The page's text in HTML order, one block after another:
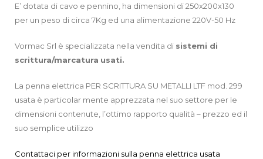
E’ dotata di cavo e pennino, ha dimensioni di 250x200x130
per un peso di circa 7Kg ed una alimentazione 220V-50 Hz
Vormac Srl è specializzata nella vendita di sistemi di
scrittura/marcatura usati.
La penna elettrica PER SCRITTURA SU METALLI LTF mod. 299
usata è particolar mente apprezzata nel suo settore per le
dimensioni contenute, l’ottimo rapporto qualità – prezzo ed il
suo semplice utilizzo
Contattaci per informazioni sulla penna elettrica usata